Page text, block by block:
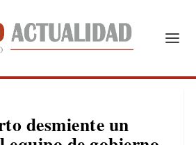
desmiente un